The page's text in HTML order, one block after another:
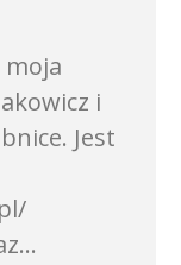
moja
i
Jest